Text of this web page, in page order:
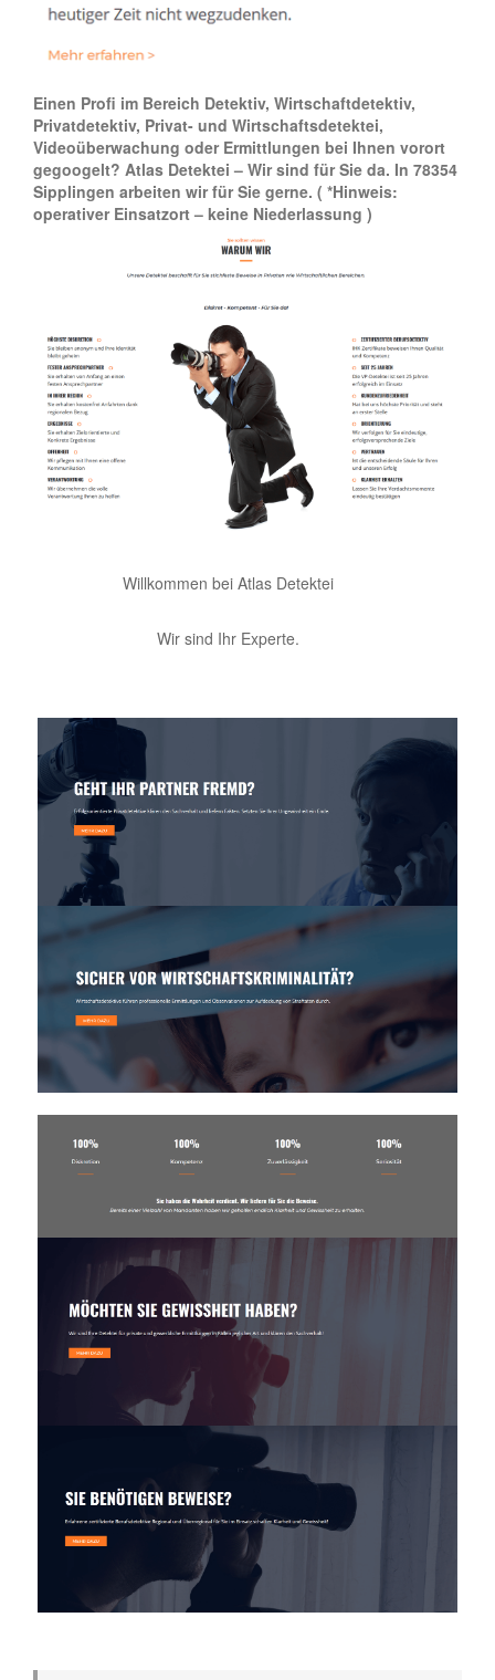
Einen Profi im Bereich Detektiv, Wirtschaftdetektiv,
Privatdetektiv, Privat- und Wirtschaftsdetektei,
Videoüberwachung oder Ermittlungen bei Ihnen vorort
gegoogelt? Atlas Detektei – Wir sind für Sie da. In 78354
Sipplingen arbeiten wir für Sie gerne. ( *Hinweis:
operativer Einsatzort – keine Niederlassung )
Willkommen bei Atlas Detektei
Wir sind Ihr Experte.